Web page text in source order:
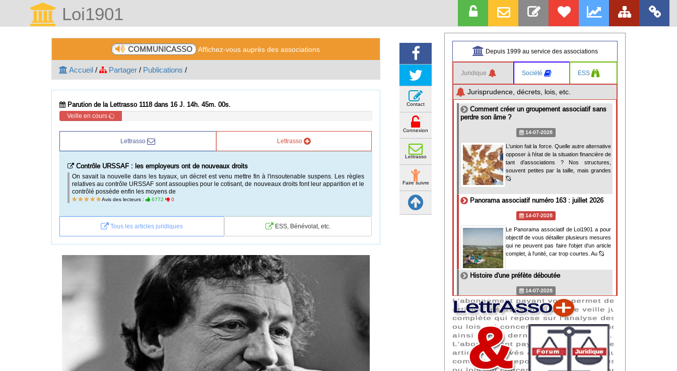
Loi1901
COMMUNICASSO Affichez-vous auprès des associations
Accueil / Partager / Publications /
Parution de la Lettrasso 1118 dans 16 J. 14h. 44m. 59s.
Veille en cours
Lettrasso Lettrasso
Contrôle URSSAF : les employeurs ont de nouveaux droits
On savait la nouvelle dans les tuyaux, un décret est venu mettre fin à l'insoutenable suspens. Les règles
relatives au contrôle URSSAF sont assouplies pour le cotisant, de nouveaux droits font leur apparition et le
contrôlé possède enfin les moyens de
Avis des lecteurs : 6772 0
Tous les articles juridiques ESS, Bénévolat, etc.
Contact
Connexion
Lettrasso
Faire suivre
Depuis 1999 au service des associations
Juridique Société ESS
Jurisprudence, décrets, lois, etc.
Comment créer un groupement associatif sans
perdre son âme ?
14-07-2026
L'union fait la force. Quelle autre alternative
opposer à l'état de la situation financière de
tant d'associations ? Nos structures,
souvent petites par la taille, mais grandes
Panorama associatif numéro 163 : juillet 2026
14-07-2026
Le Panorama associatif de Loi1901 a pour
objectif de vous détailler plusieurs mesures
qui ne peuvent pas faire l'objet d'un article
complet, à l'unité, car trop courtes. Au
Histoire d'une préfète déboutée
14-07-2026
Il y a des préfètes et des préfets qui
souhaitent tellement faire plaisir à ceux, par
lesquels leur bonne fortune est arrivée,
qu'ils en oublient la réalité de leur fonction
qui
NAF 2025 : nouvelle nomenclature d'activités
dès 2027